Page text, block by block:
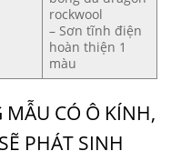
rockwool
– Sơn tĩnh điện
hoàn thiện 1
màu
CÓ Ô KÍNH,
PHÁT SINH